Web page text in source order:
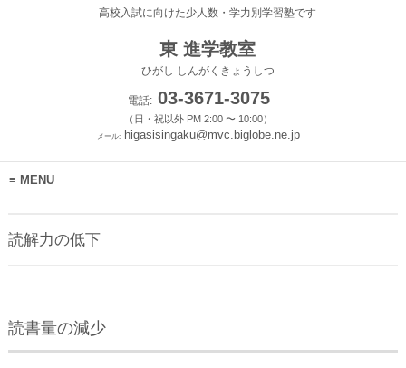
高校入試に向けた少人数・学力別学習塾です
東 進学教室
ひがし しんがくきょうしつ
電話:03-3671-3075
（日・祝以外 PM 2:00 〜 10:00）
メール: higasisingaku@mvc.biglobe.ne.jp
MENU
読解力の低下
読書量の減少